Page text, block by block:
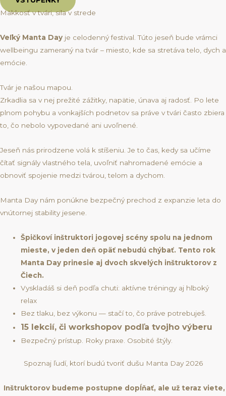
Mäkkosť v tvári, sila v strede
Veľký Manta Day je celodenný festival. Túto jeseň bude vrámci
wellbeingu zameraný na tvár – miesto, kde sa stretáva telo, dych a
emócie.
Tvár je našou mapou.
Zrkadlia sa v nej prežité zážitky, napätie, únava aj radosť. Po lete
plnom pohybu a vonkajších podnetov sa práve v tvári často zbiera
to, čo nebolo vypovedané ani uvoľnené.
Jeseň nás prirodzene volá k stíšeniu. Je to čas, kedy sa učíme
čítať signály vlastného tela, uvoľniť nahromadené emócie a
obnoviť spojenie medzi tvárou, telom a dychom.
Manta Day nám ponúkne bezpečný prechod z expanzie leta do
vnútornej stability jesene.
Špičkoví inštruktori jogovej scény spolu na jednom
mieste, v jeden deň opäť nebudú chýbať. Tento rok
Manta Day prinesie aj dvoch skvelých inštruktorov z
Čiech.
Vyskladáš si deň podľa chuti: aktívne tréningy aj hlboký
relax
Bez tlaku, bez výkonu — stačí to, čo práve potrebuješ.
15 lekcií, či workshopov podľa tvojho výberu
Bezpečný prístup. Roky praxe. Osobité štýly.
Spoznaj ľudí, ktorí budú tvoriť dušu Manta Day 2026
Inštruktorov budeme postupne dopĺňať, ale už teraz viete,